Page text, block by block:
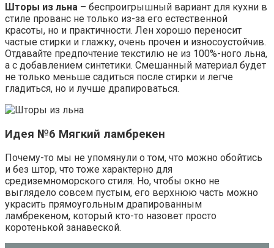
Шторы из льна – беспроигрышный вариант для кухни в
стиле прованс не только из-за его естественной
красоты, но и практичности. Лен хорошо переносит
частые стирки и глажку, очень прочен и износоустойчив.
Отдавайте предпочтение текстилю не из 100%-ного льна,
а с добавлением синтетики. Смешанный материал будет
не только меньше садиться после стирки и легче
гладиться, но и лучше драпироваться.
Идея №6 Мягкий ламбрекен
Почему-то мы не упомянули о том, что можно обойтись
и без штор, что тоже характерно для
средиземноморского стиля. Но, чтобы окно не
выглядело совсем пустым, его верхнюю часть можно
украсить прямоугольным драпированным
ламбрекеном, который кто-то назовет просто
коротенькой занавеской.